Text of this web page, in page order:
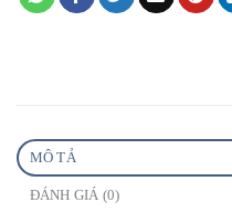
MÔ TẢ
ĐÁNH GIÁ (0)